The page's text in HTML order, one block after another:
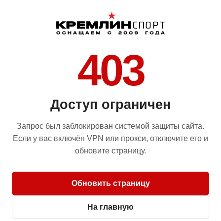
403
Доступ ограничен
Запрос был заблокирован системой защиты сайта.
Если у вас включён VPN или прокси, отключите его и
обновите страницу.
Обновить страницу
На главную